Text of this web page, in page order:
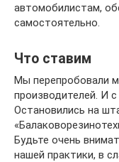
автомобилистам,
самостоятельно.
Что ставим
Мы перепробовали
производителей. И
Остановились на
Будьте очень
нашей практики, в